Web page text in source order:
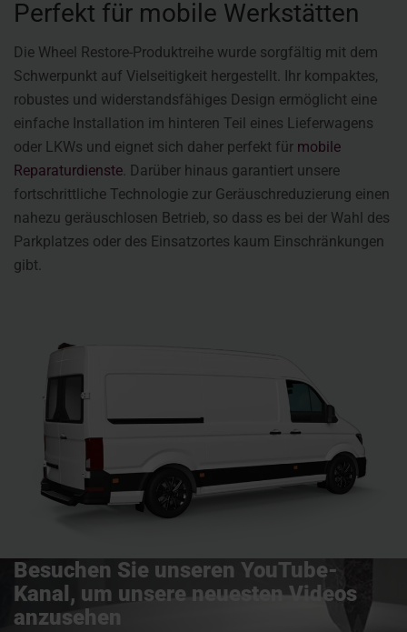
Perfekt für mobile Werkstätten
Die Wheel Restore-Produktreihe wurde sorgfältig mit dem
Schwerpunkt auf Vielseitigkeit hergestellt. Ihr kompaktes,
robustes und widerstandsfähiges Design ermöglicht eine
einfache Installation im hinteren Teil eines Lieferwagens
oder LKWs und eignet sich daher perfekt für mobile
Reparaturdienste. Darüber hinaus garantiert unsere
fortschrittliche Technologie zur Geräuschreduzierung einen
nahezu geräuschlosen Betrieb, so dass es bei der Wahl des
Parkplatzes oder des Einsatzortes kaum Einschränkungen
gibt.
Besuchen Sie unseren YouTube-
Kanal, um unsere neuesten Videos
anzusehen